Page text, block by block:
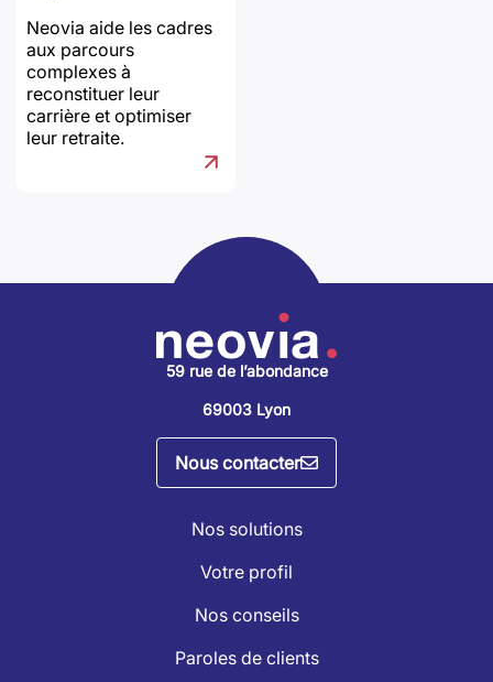
Neovia aide les cadres
aux parcours
complexes à
reconstituer leur
carrière et optimiser
leur retraite.
59 rue de l’abondance
69003 Lyon
Nous contacter
Nos solutions
Votre profil
Nos conseils
Paroles de clients